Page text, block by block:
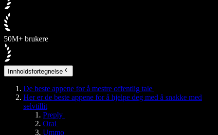
50M+ brukere
Innholdsfortegnelse
De beste appene for å mestre offentlig tale
Her er de beste appene for å hjelpe deg med å snakke med
selvtillit
Preply
Orai
Ummo